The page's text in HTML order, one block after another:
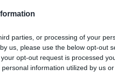
parties, or processing of your
us, please use the below opt-out
opt-out request is processed
information utilized by us
teli frissen